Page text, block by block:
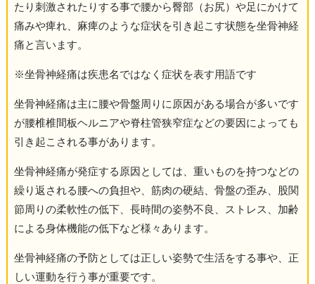
たり刺激されたりする事で腰から臀部（お尻）や足にかけて
痛みや痺れ、麻痺のような症状を引き起こす状態を坐骨神経
痛と言います。
※坐骨神経痛は疾患名ではなく症状を表す用語です
坐骨神経痛は主に腰や骨盤周りに原因がある場合が多いです
が腰椎椎間板ヘルニアや脊柱管狭窄症などの要因によっても
引き起こされる事があります。
坐骨神経痛が発症する原因としては、重いものを持つなどの
繰り返される腰への負担や、筋肉の硬結、骨盤の歪み、股関
節周りの柔軟性の低下、長時間の姿勢不良、ストレス、加齢
による身体機能の低下など様々あります。
坐骨神経痛の予防としては正しい姿勢で生活をする事や、正
しい運動を行う事が重要です。